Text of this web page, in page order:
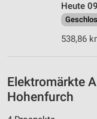
Heute
538,86
Elektromärkte
Hohenfurch
Verwendung
Geräte anhand
Notwendig